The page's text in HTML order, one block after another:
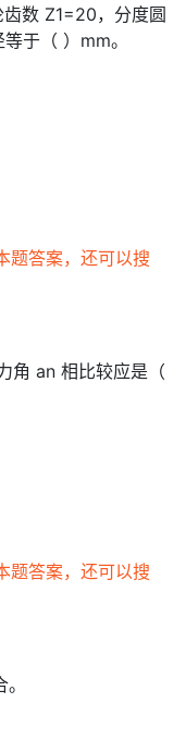
数 Z1=20，分度圆
于（ ）mm。
题答案，还可以搜
角 an 相比较应是（
题答案，还可以搜